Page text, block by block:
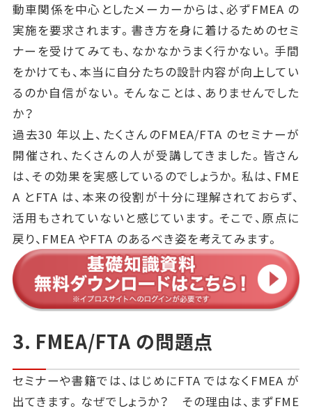
動車関係を中心としたメーカーからは、必ずFMEA の
実施を要求されます。書き方を身に着けるためのセミ
ナーを受けてみても、なかなかうまく行かない。手間
をかけても、本当に自分たちの設計内容が向上してい
るのか自信がない。そんなことは、ありませんでした
か？
過去30 年以上、たくさんのFMEA/FTA のセミナーが
開催され、たくさんの人が受講してきました。皆さん
は、その効果を実感しているのでしょうか。私は、FME
A とFTA は、本来の役割が十分に理解されておらず、
活用もされていないと感じています。そこで、原点に
戻り、FMEA やFTA のあるべき姿を考えてみます。
3. FMEA/FTA の問題点
セミナーや書籍では、はじめにFTA ではなくFMEA が
出てきます。なぜでしょうか？ その理由は、まずFME